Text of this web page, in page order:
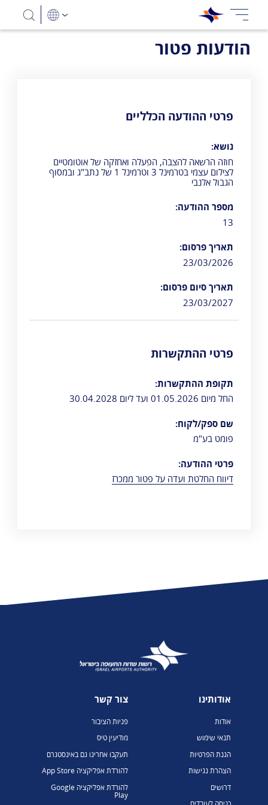
הודעות פטור
פרטי ההודעה הכלליים
נושא:
חוזה הרשאה להצבה, הפעלה ואחזקה של אוטומטיים
לצילום עצמי בטרמינל 3 וטרמינל 1 של נתב"ג ובמסוף
הגבול אלנבי
מספר ההודעה:
13
תאריך פרסום:
23/03/2026
תאריך סיום פרסום:
23/03/2027
פרטי ההתקשרות
תקופת ההתקשרות:
החל מיום 01.05.2026 ועד ליום 30.04.2028
שם ספק/לקוח:
פומט בע"מ
פרטי ההודעה:
דיווח החלטת ועדה על פטור ממכרז
אודותינו
אודות
תנאי שימוש
הגנת הפרטיות
הצהרת נגישות
דרושים
צור קשר
פניות הציבור
מודיעין טיס
תעקבו אחרינו גם באינסטגרם
להורדת אפליקציה App Store
להורדת אפליקציה Google
Play